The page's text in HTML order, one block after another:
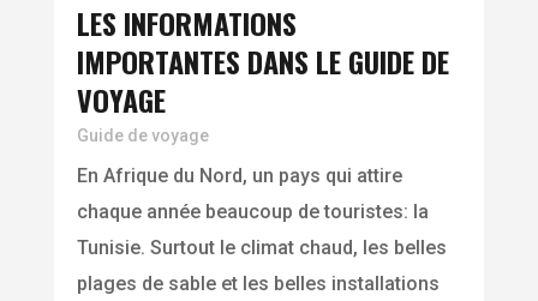
LES INFORMATIONS
IMPORTANTES DANS LE GUIDE DE
VOYAGE
Guide de voyage
En Afrique du Nord, un pays qui attire
chaque année beaucoup de touristes: la
Tunisie. Surtout le climat chaud, les belles
plages de sable et les belles installations